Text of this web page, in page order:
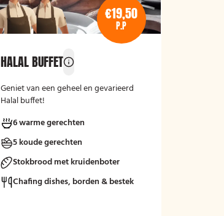
€19,50
P.P
HALAL BUFFET
Geniet van een geheel en gevarieerd
Halal buffet!
6 warme gerechten
5 koude gerechten
Stokbrood met kruidenboter
Chafing dishes, borden & bestek